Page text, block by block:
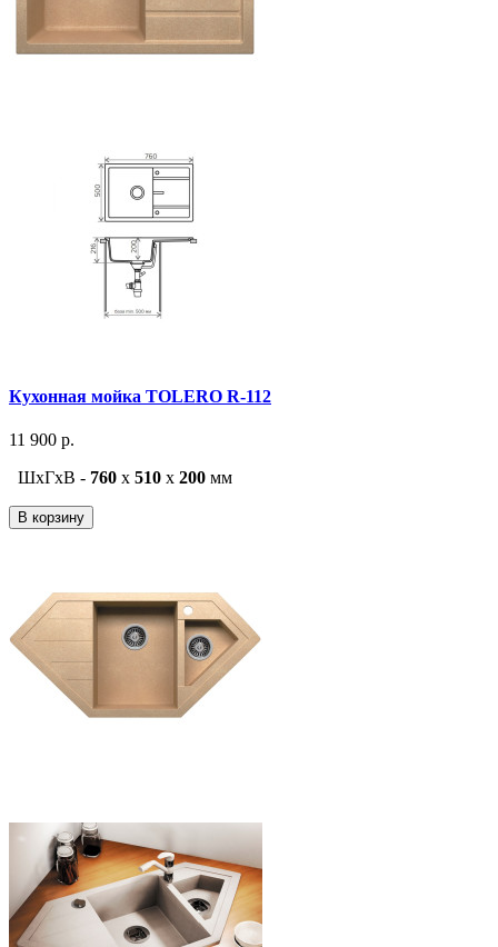
Кухонная мойка TOLERO R-112
11 900 р.
ШxГxВ - 760 x 510 x 200 мм
В корзину